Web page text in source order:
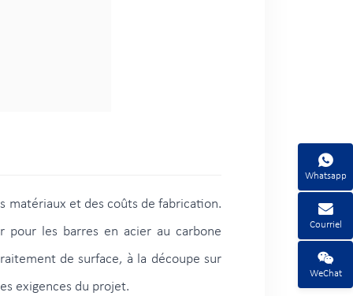
matériaux et des coûts de fabrication.
pour les barres en acier au carbone
de surface, à la découpe sur
exigences du projet.
Whatsapp
Courriel
WeChat